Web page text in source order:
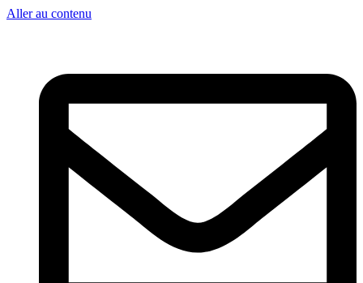
Aller au contenu